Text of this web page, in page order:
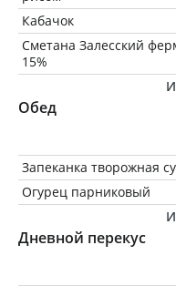
Кабачок
Сметана Залесский
15%
Обед
Запеканка творожная
Огурец парниковый
Дневной перекус